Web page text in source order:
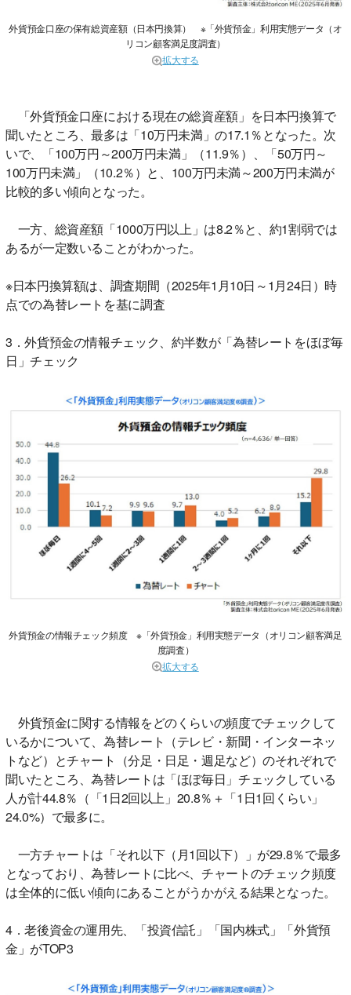
外貨預金口座の保有総資産額（日本円換算） ※「外貨預金」利用実態データ（オ
リコン顧客満足度調査）
拡大する
「外貨預金口座における現在の総資産額」を日本円換算で
聞いたところ、最多は「10万円未満」の17.1％となった。次
いで、「100万円～200万円未満」（11.9％）、「50万円～
100万円未満」（10.2％）と、100万円未満～200万円未満が
比較的多い傾向となった。
一方、総資産額「1000万円以上」は8.2％と、約1割弱では
あるが一定数いることがわかった。
※日本円換算額は、調査期間（2025年1月10日～1月24日）時
点での為替レートを基に調査
3．外貨預金の情報チェック、約半数が「為替レートをほぼ毎
日」チェック
外貨預金の情報チェック頻度 ※「外貨預金」利用実態データ（オリコン顧客満足
度調査）
拡大する
外貨預金に関する情報をどのくらいの頻度でチェックして
いるかについて、為替レート（テレビ・新聞・インターネッ
トなど）とチャート（分足・日足・週足など）のそれぞれで
聞いたところ、為替レートは「ほぼ毎日」チェックしている
人が計44.8％（「1日2回以上」20.8％＋「1日1回くらい」
24.0%）で最多に。
一方チャートは「それ以下（月1回以下）」が29.8％で最多
となっており、為替レートに比べ、チャートのチェック頻度
は全体的に低い傾向にあることがうかがえる結果となった。
4．老後資金の運用先、「投資信託」「国内株式」「外貨預
金」がTOP3